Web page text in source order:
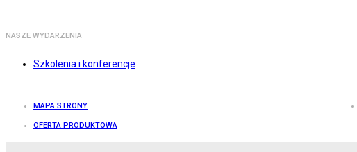
NASZE WYDARZENIA
Szkolenia i konferencje
MAPA STRONY
OFERTA PRODUKTOWA